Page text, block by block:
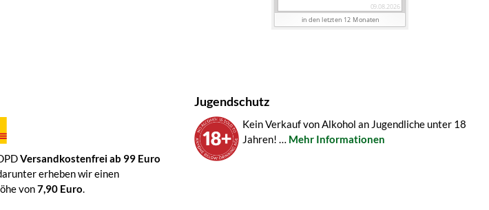
Versandkostenfrei ab 99 Euro
erheben wir einen
von7,90 Euro.
Jugendschutz
Kein Verkauf von Alkohol an Jugendliche unter 18
Jahren! … Mehr Informationen